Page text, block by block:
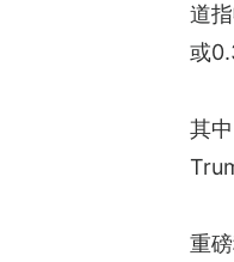
道
或
其
重